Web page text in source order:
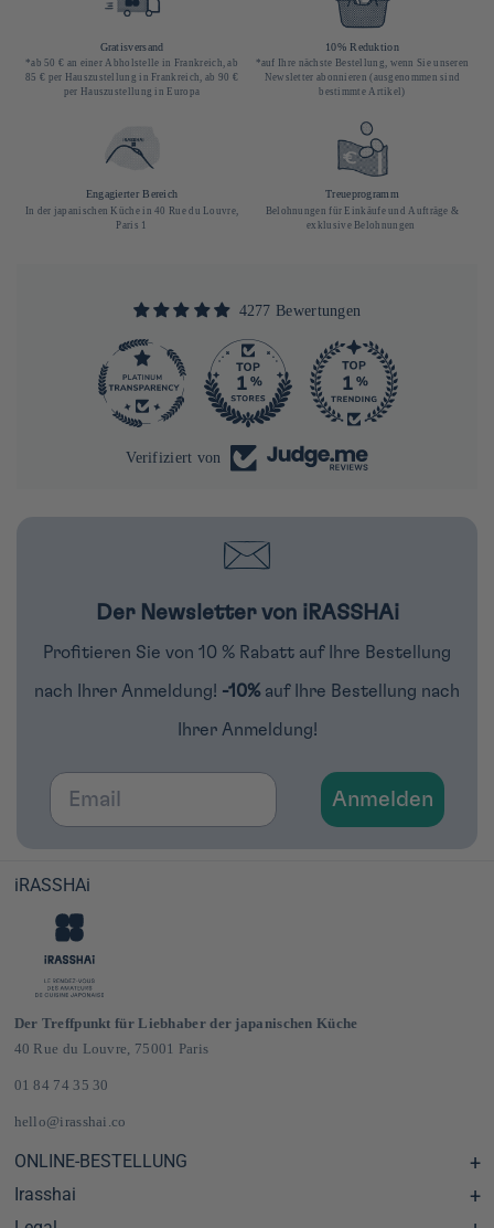
Gratisversand
*ab 50 € an einer Abholstelle in Frankreich, ab
85 € per Hauszustellung in Frankreich, ab 90 €
per Hauszustellung in Europa
10% Reduktion
*auf Ihre nächste Bestellung, wenn Sie unseren
Newsletter abonnieren (ausgenommen sind
bestimmte Artikel)
Engagierter Bereich
In der japanischen Küche in 40 Rue du Louvre,
Paris 1
Treueprogramm
Belohnungen für Einkäufe und Aufträge &
exklusive Belohnungen
4277 Bewertungen
4277 290
Verifiziert von
Der Newsletter von iRASSHAi
Profitieren Sie von 10 % Rabatt auf Ihre Bestellung
nach Ihrer Anmeldung! -10% auf Ihre Bestellung nach
Ihrer Anmeldung!
Email
Anmelden
iRASSHAi
Der Treffpunkt für Liebhaber der japanischen Küche
40 Rue du Louvre, 75001 Paris
01 84 74 35 30
hello@irasshai.co
ONLINE-BESTELLUNG
Hilfezentrum & FAQ
Lieferung und Versandkosten in Frankreich und Europa
Irasshai